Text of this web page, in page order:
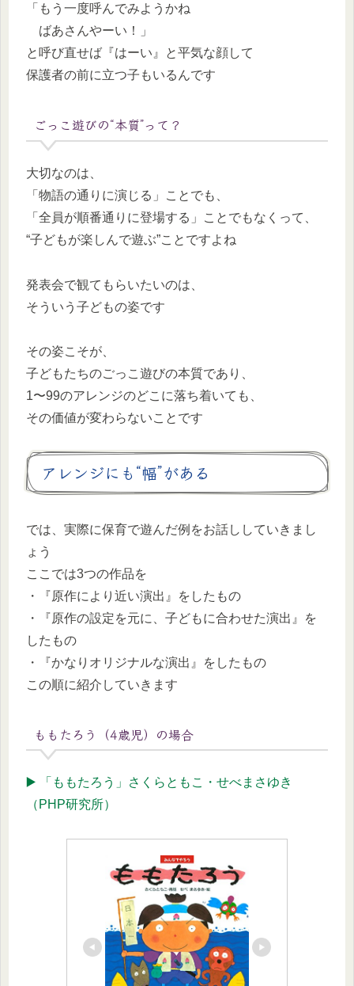
「もう一度呼んでみようかね
ばあさんやーい！」
と呼び直せば『はーい』と平気な顔して
保護者の前に立つ子もいるんです
ごっこ遊びの“本質”って？
大切なのは、
「物語の通りに演じる」ことでも、
「全員が順番通りに登場する」ことでもなくって、
“子どもが楽しんで遊ぶ”ことですよね
発表会で観てもらいたいのは、
そういう子どもの姿です
その姿こそが、
子どもたちのごっこ遊びの本質であり、
1〜99のアレンジのどこに落ち着いても、
その価値が変わらないことです
アレンジにも“幅”がある
では、実際に保育で遊んだ例をお話ししていきまし
ょう
ここでは3つの作品を
・『原作により近い演出』をしたもの
・『原作の設定を元に、子どもに合わせた演出』を
したもの
・『かなりオリジナルな演出』をしたもの
この順に紹介していきます
ももたろう（4歳児）の場合
▶️ 「ももたろう」さくらともこ・せべまさゆき
（PHP研究所）